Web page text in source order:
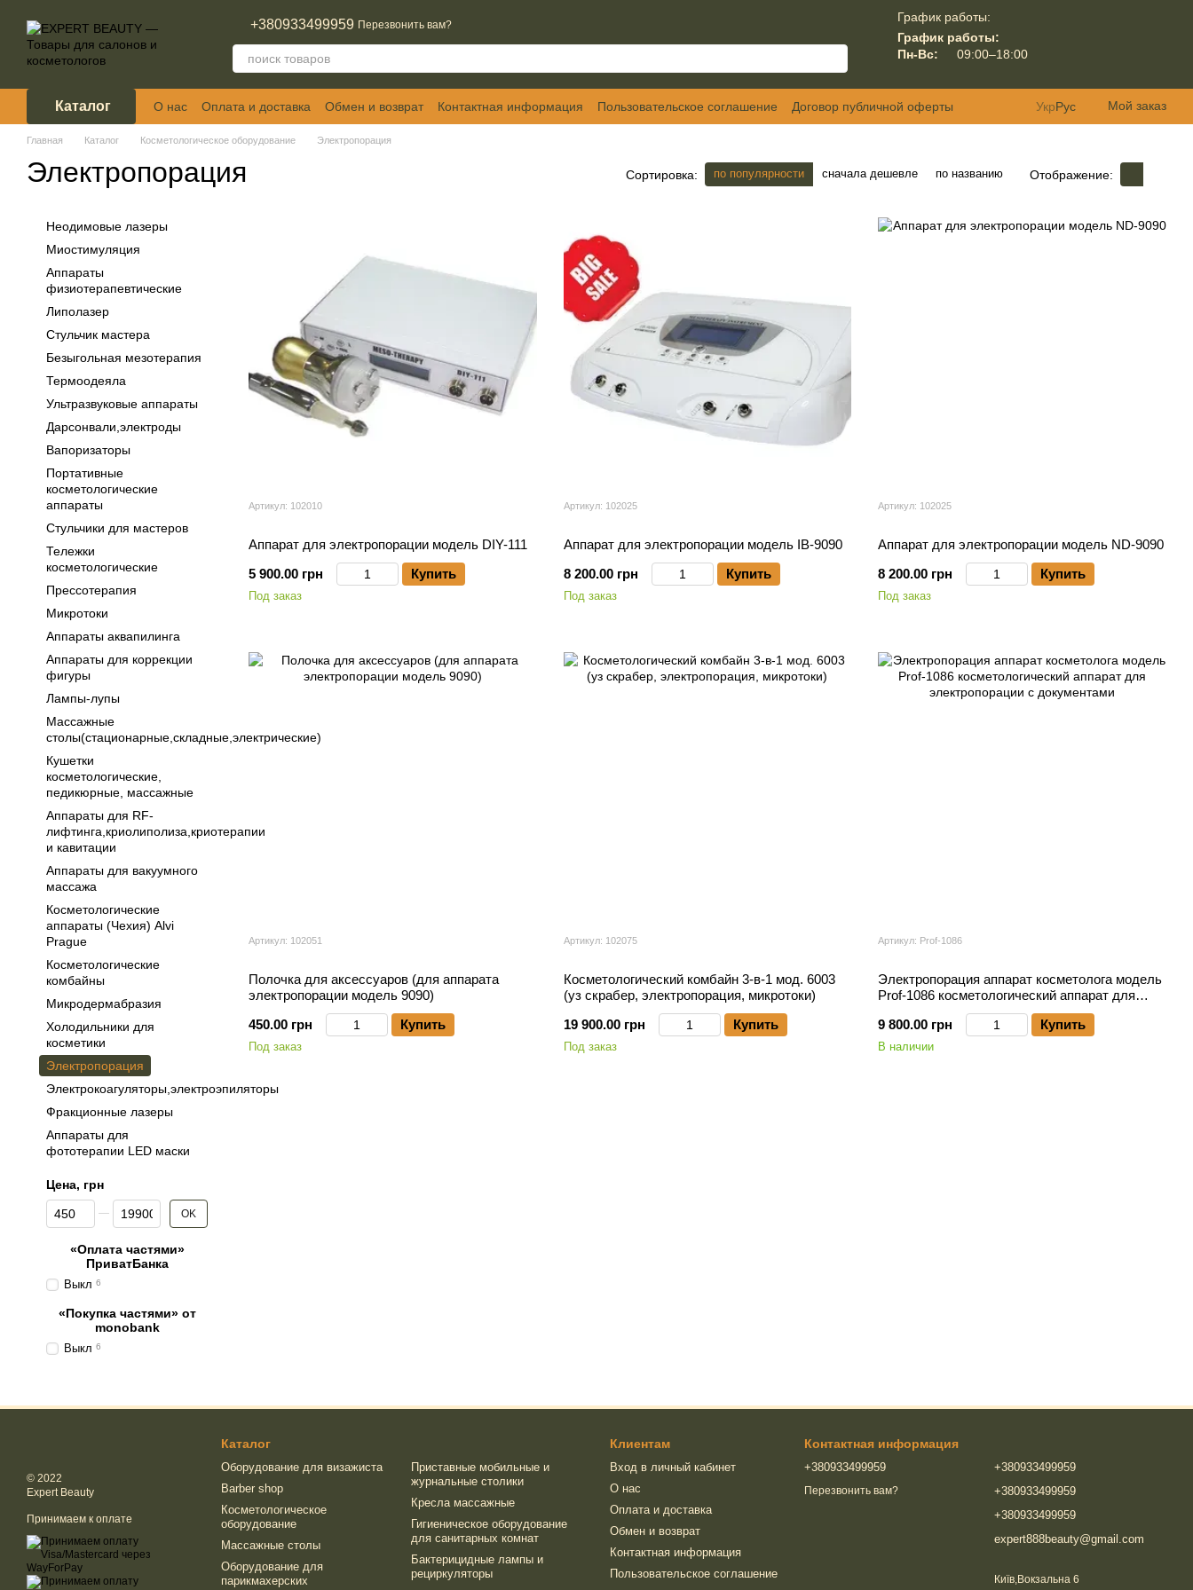
+380933499959 Перезвонить вам?
График работы:
График работы:
Пн-Вс:
09:00–18:00
Каталог О нас Оплата и доставка Обмен и возврат Контактная информация Пользовательское соглашение
Договор публичной оферты
Отзывы о магазине
УкрРус Мой заказ
Главная Каталог Косметологическое оборудование Электропорация
Электропорация Сортировка: по популярности сначала дешевле по названию Отображение:
Артикул: 102010
Аппарат для электропорации модель DIY-111
5 900.00 грн
Купить
Под заказ
Артикул: 102025
Аппарат для электропорации модель IB-9090
8 200.00 грн
Купить
Под заказ
Артикул: 102025
Аппарат для электропорации модель ND-9090
8 200.00 грн
Купить
Под заказ
Артикул: 102051
Полочка для аксессуаров (для аппарата
электропорации модель 9090)
450.00 грн
Купить
Под заказ
Артикул: 102075
Косметологический комбайн 3-в-1 мод. 6003
(уз скрабер, электропорация, микротоки)
19 900.00 грн
Купить
Под заказ
Артикул: Prof-1086
Электропорация аппарат косметолога модель
Prof-1086 косметологический аппарат для
электропорации с документами
9 800.00 грн
Купить
В наличии
Неодимовые лазеры
Миостимуляция
Аппараты
физиотерапевтические
Липолазер
Стульчик мастера
Безыгольная мезотерапия
Термоодеяла
Ультразвуковые аппараты
Дарсонвали,электроды
Вапоризаторы
Портативные
косметологические
аппараты
Стульчики для мастеров
Тележки
косметологические
Прессотерапия
Микротоки
Аппараты аквапилинга
Аппараты для коррекции
фигуры
Лампы-лупы
Массажные
столы(стационарные,складные,электрические)
Кушетки
косметологические,
педикюрные, массажные
Аппараты для RF-
лифтинга,криолиполиза,криотерапии
и кавитации
Аппараты для вакуумного
массажа
Косметологические
аппараты (Чехия) Alvi
Prague
Косметологические
комбайны
Микродермабразия
Холодильники для
косметики
Электропорация
Электрокоагуляторы,электроэпиляторы
Фракционные лазеры
Аппараты для
фототерапии LED маски
Цена, грн
От Цена, грн
До Цена, грн OK
«Оплата частями»
ПриватБанка
Выкл 6
«Покупка частями» от
monobank
Выкл 6
© 2022
Expert Beauty
Принимаем к оплате
Каталог
Оборудование для визажиста
Barber shop
Косметологическое
оборудование
Массажные столы
Оборудование для
парикмахерских
Приставные мобильные и
журнальные столики
Кресла массажные
Гигиеническое оборудование
для санитарных комнат
Бактерицидные лампы и
рециркуляторы
Клиентам
Вход в личный кабинет
О нас
Оплата и доставка
Обмен и возврат
Контактная информация
Пользовательское соглашение
Контактная информация
+380933499959
Перезвонить вам?
+380933499959
+380933499959
+380933499959
expert888beauty@gmail.com
Київ,Вокзальна 6